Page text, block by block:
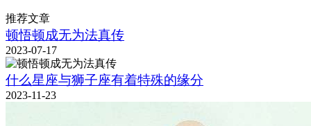
推荐文章
顿悟顿成无为法真传
2023-07-17
什么星座与狮子座有着特殊的缘分
2023-11-23